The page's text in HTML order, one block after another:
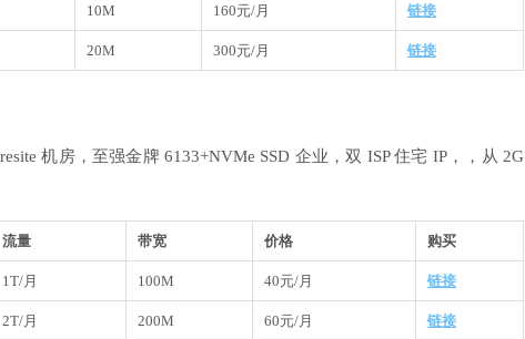
10M 160元/月 链接
20M 300元/月 链接
机房，至强金牌 6133+NVMe SSD 企业，双 ISP 住宅 IP，，从 2G
流量 带宽 价格 购买
1T/月 100M 40元/月 链接
2T/月 200M 60元/月 链接